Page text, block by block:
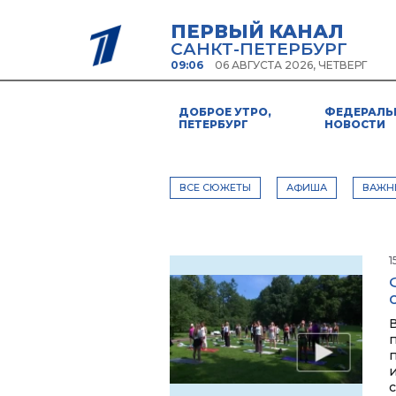
ПЕРВЫЙ КАНАЛ
САНКТ-ПЕТЕРБУРГ
09:06 06 АВГУСТА 2026, ЧЕТВЕРГ
ДОБРОЕ УТРО,
ПЕТЕРБУРГ
НОВОСТИ
ВСЕ СЮЖЕТЫ АФИША